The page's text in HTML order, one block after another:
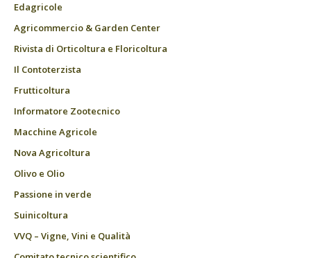
Edagricole
Agricommercio & Garden Center
Rivista di Orticoltura e Floricoltura
Il Contoterzista
Frutticoltura
Informatore Zootecnico
Macchine Agricole
Nova Agricoltura
Olivo e Olio
Passione in verde
Suinicoltura
VVQ – Vigne, Vini e Qualità